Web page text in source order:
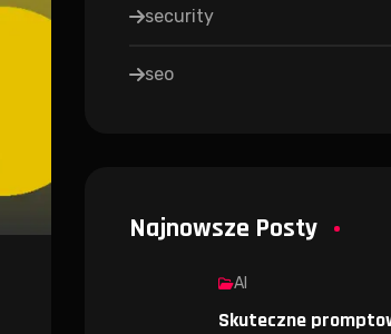
security
seo
Najnowsze Posty
AI
Skuteczne